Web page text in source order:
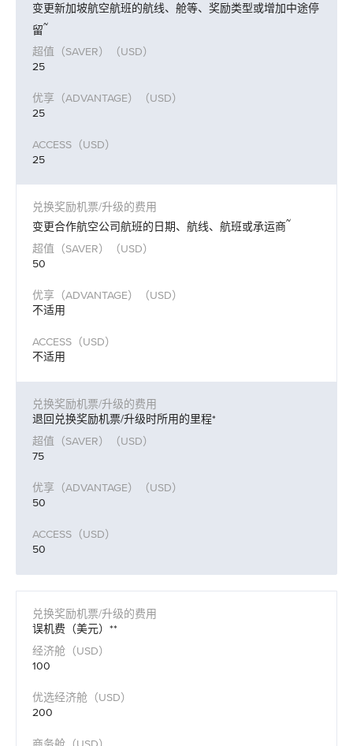
变更新加坡航空航班的航线、舱等、奖励类型或增加中途停
留~
25
25
25
变更合作航空公司航班的日期、航线、航班或承运商~
50
不适用
不适用
退回兑换奖励机票/升级时所用的里程*
75
50
50
误机费（美元）**
100
200